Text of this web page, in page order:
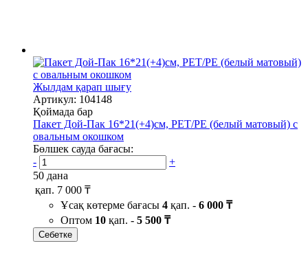
Жылдам қарап шығу
Артикул: 104148
Қоймада бар
Пакет Дой-Пак 16*21(+4)см, PET/PE (белый матовый) с
овальным окошком
Бөлшек сауда бағасы:
-
+
50 дана
қап. 7 000 ₸
Ұсақ көтерме бағасы 4 қап. - 6 000 ₸
Оптом 10 қап. - 5 500 ₸
Себетке